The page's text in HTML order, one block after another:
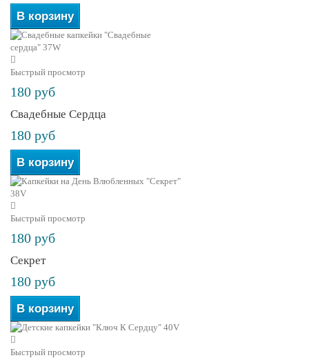
В корзину
Быстрый просмотр
180 руб
Свадебные Сердца
180 руб
В корзину
Быстрый просмотр
180 руб
Секрет
180 руб
В корзину
Быстрый просмотр